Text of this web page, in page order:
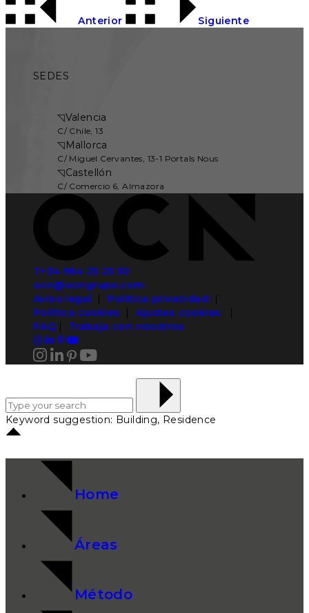
Anterior Siguiente
SEDES
◹Valencia
C/ Chile, 13
◹Mallorca
C/ Miguel Cervantes, 13-1 Portals Nous
◹Castellón
C/ Comercio 6, Almazora
T+34 964 25 25 50
ocn@ocngrupo.com
Aviso legal | Política privacidad |
Política cookies |Ajustes cookies
|
FAQ | Trabaja con nosotros
Keyword suggestion: Building, Residence
Home
Áreas
Método